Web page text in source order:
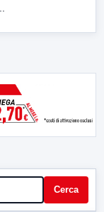
Cerca